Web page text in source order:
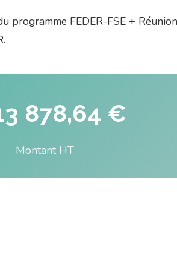
programme FEDER-FSE +
878,64 €
Montant HT